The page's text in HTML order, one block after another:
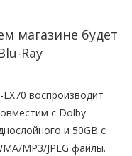
магазине будет
Ray
воспроизводит
с Dolby
и 50GB с
MP3/JPEG файлы.